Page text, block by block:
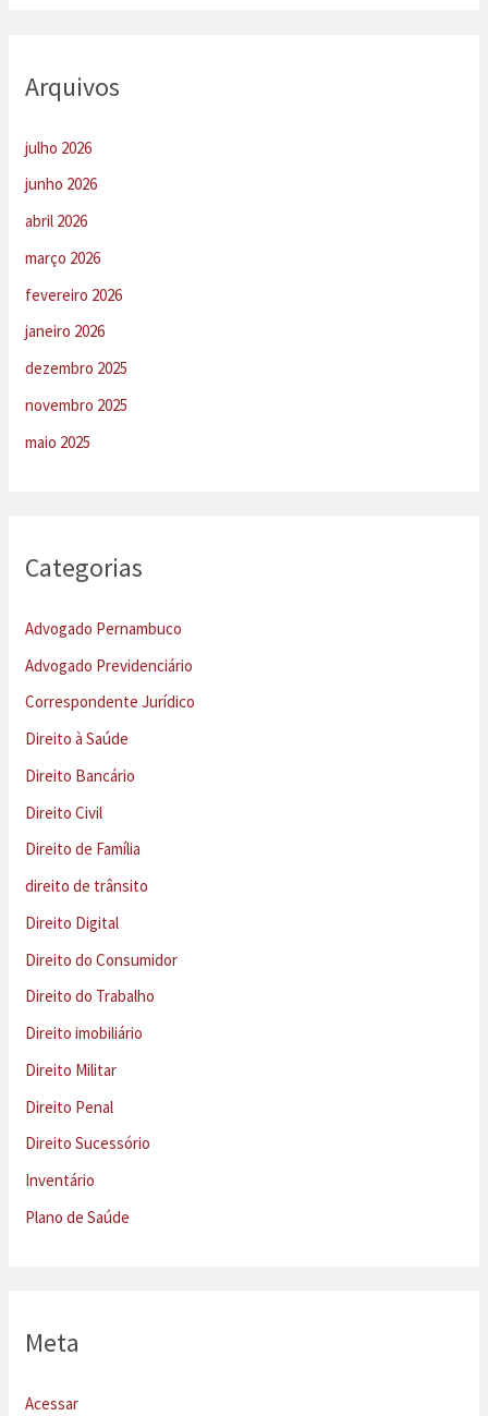
Arquivos
julho 2026
junho 2026
abril 2026
março 2026
fevereiro 2026
janeiro 2026
dezembro 2025
novembro 2025
maio 2025
Categorias
Advogado Pernambuco
Advogado Previdenciário
Correspondente Jurídico
Direito à Saúde
Direito Bancário
Direito Civil
Direito de Família
direito de trânsito
Direito Digital
Direito do Consumidor
Direito do Trabalho
Direito imobiliário
Direito Militar
Direito Penal
Direito Sucessório
Inventário
Plano de Saúde
Meta
Acessar